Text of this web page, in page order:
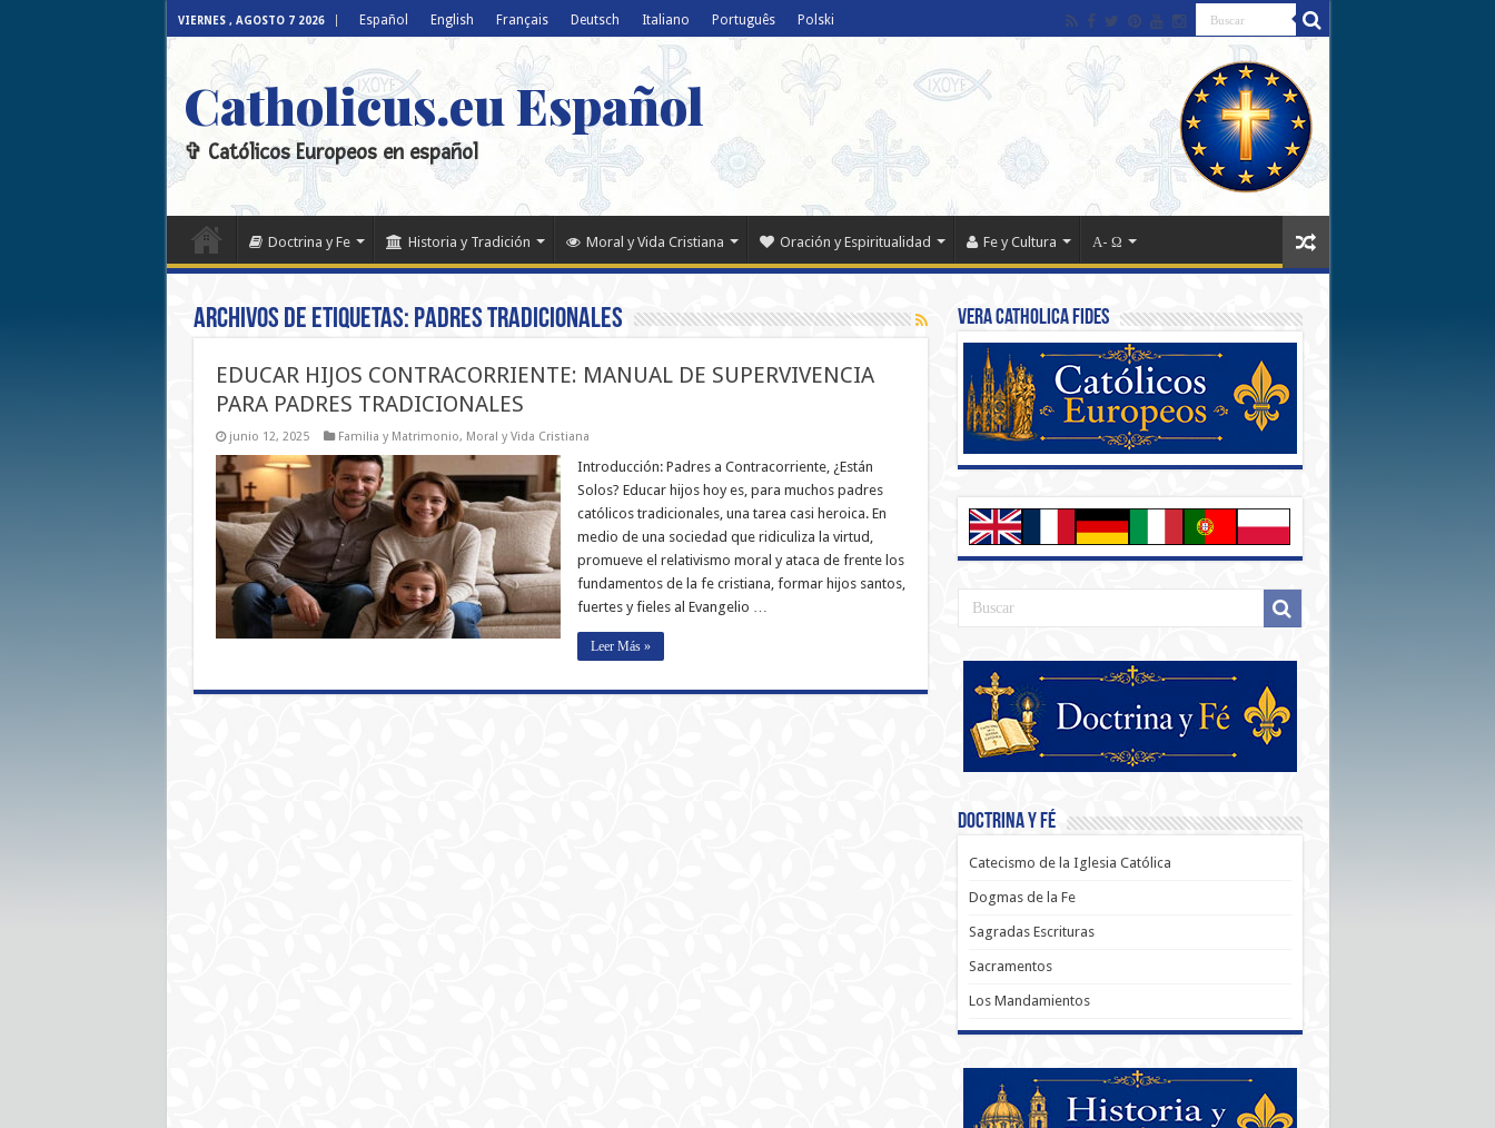
VIERNES , AGOSTO 7 2026 Español English Français Deutsch Italiano Português Polski
Catholicus.eu Español
✞ Católicos Europeos en español
Doctrina y Fe Historia y Tradición Moral y Vida Cristiana Oración y Espiritualidad Fe y Cultura Α- Ω
Archivos de etiquetas: PADRES TRADICIONALES
EDUCAR HIJOS CONTRACORRIENTE: MANUAL DE SUPERVIVENCIA
PARA PADRES TRADICIONALES
junio 12, 2025 Familia y Matrimonio, Moral y Vida Cristiana
Introducción: Padres a Contracorriente, ¿Están
Solos? Educar hijos hoy es, para muchos padres
católicos tradicionales, una tarea casi heroica. En
medio de una sociedad que ridiculiza la virtud,
promueve el relativismo moral y ataca de frente los
fundamentos de la fe cristiana, formar hijos santos,
fuertes y fieles al Evangelio …
Leer Más »
Vera Catholica Fides
Doctrina y Fé
Catecismo de la Iglesia Católica
Dogmas de la Fe
Sagradas Escrituras
Sacramentos
Los Mandamientos